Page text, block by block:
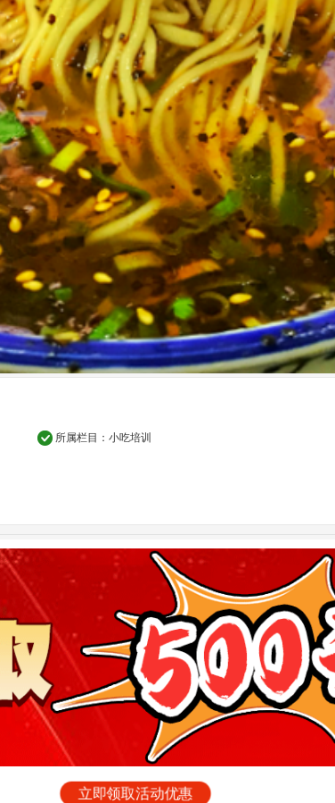
所属栏目： 小吃培训
立即领取活动优惠